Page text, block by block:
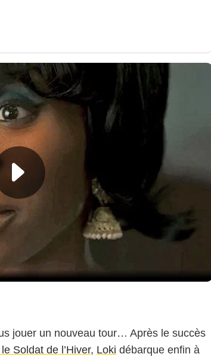
jouer un nouveau tour… Après le succès
Soldat de l’Hiver, Loki débarque enfin à